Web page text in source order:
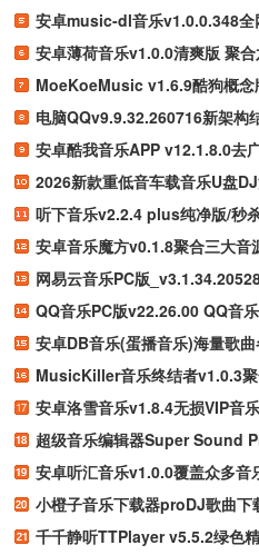
安卓music-dl音乐v1.0.0.348全
安卓薄荷音乐v1.0.0清爽版 聚
MoeKoeMusic v1.6.9酷狗概念
电脑QQv9.9.32.260716新架构
安卓酷我音乐APP v12.1.8.0去
2026新款重低音车载音乐U盘
听下音乐v2.2.4 plus纯净版/秒
安卓音乐魔方v0.1.8聚合三大音
网易云音乐PC版
QQ音乐PC版v22.26.00 QQ音
安卓DB音乐(蛋播音乐)海量歌
MusicKiller音乐终结者v1.0.3
安卓洛雪音乐v1.8.4无损VIP音
超级音乐编辑器Super Sound
安卓听汇音乐v1.0.0覆盖众多音
小橙子音乐下载器proDJ歌曲下
千千静听TTPlayer v5.5.2绿色